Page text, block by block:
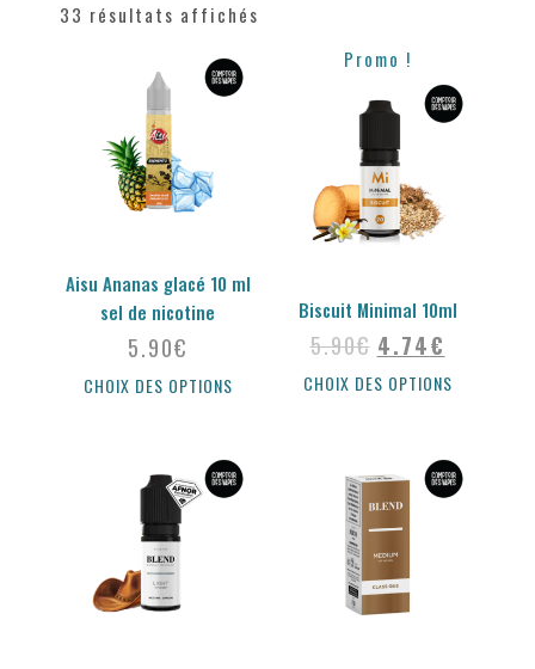
33 résultats affichés
Aisu Ananas glacé 10 ml
sel de nicotine
5.90€
CHOIX DES OPTIONS
Promo !
Biscuit Minimal 10ml
5.90€ 4.74€
CHOIX DES OPTIONS